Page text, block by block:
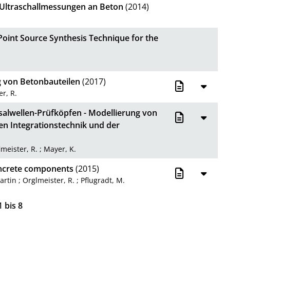
an Beton (2014)
Source Synthesis Technique for the
von Betonbauteilen (2017)
R.
Prüfköpfen - Modellierung von
Integrationstechnik und der
R. ; Mayer, K.
components (2015)
;Orglmeister, R. ; Pflugradt, M.
bis8